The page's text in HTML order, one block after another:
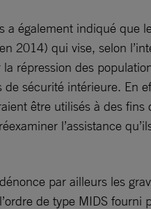
a également indiqué que
2014) qui vise, selon
répression des
sécurité intérieure. En
être utilisés à des
l’assistance
par ailleurs les
de type MIDS fourni